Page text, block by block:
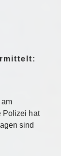
am
Polizei hat
sind